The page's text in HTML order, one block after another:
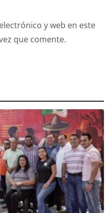
y web en este
que comente.